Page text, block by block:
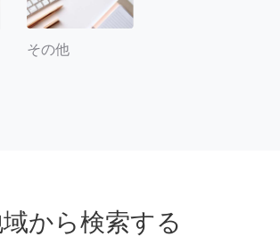
その他
から検索する